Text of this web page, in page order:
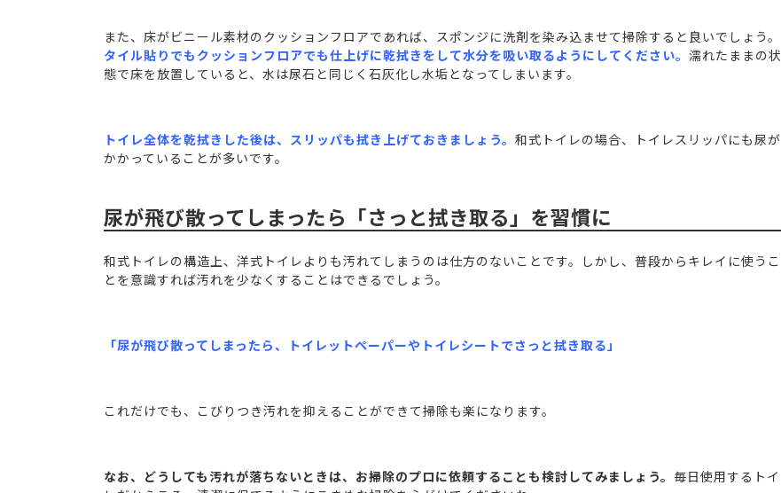
また、床がビニール素材のクッションフロアであれば、スポンジに洗剤を染み込ませて掃除すると良いでしょう。
タイル貼りでもクッションフロアでも仕上げに乾拭きをして水分を吸い取るようにしてください。 濡れたままの状
態で床を放置していると、水は尿石と同じく石灰化し水垢となってしまいます。
トイレ全体を乾拭きした後は、スリッパも拭き上げておきましょう。 和式トイレの場合、トイレスリッパにも尿が
かかっていることが多いです。
尿が飛び散ってしまったら「さっと拭き取る」を習慣に
和式トイレの構造上、洋式トイレよりも汚れてしまうのは仕方のないことです。しかし、普段からキレイに使うこ
とを意識すれば汚れを少なくすることはできるでしょう。
「尿が飛び散ってしまったら、トイレットペーパーやトイレシートでさっと拭き取る」
これだけでも、こびりつき汚れを抑えることができて掃除も楽になります。
なお、どうしても汚れが落ちないときは、お掃除のプロに依頼することも検討してみましょう。 毎日使用するトイ